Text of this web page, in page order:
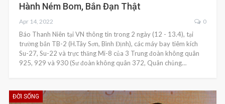
Hành Ném Bom, Bắn Đạn Thật
Apr 14, 2022 0
Báo Thanh Niên tại VN thông tin trong 2 ngày (12 - 13.4), tại
trường bắn TB-2 (H.Tây Sơn, Bình Định), các máy bay tiêm kích
Su-27, Su-22 và trực thăng Mi-8 của 3 Trung đoàn không quân
925, 929 và 930 (Sư đoàn không quân 372, Quân chủng…
ĐỜI SỐNG